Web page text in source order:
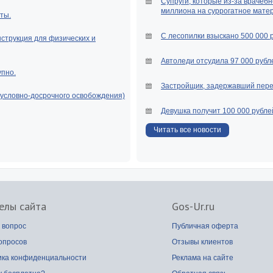
для физических и
досрочного освобождения)
миллиона на суррогатное
С лесопилки взыскано 500 000
Автоледи отсудила 97 000
Застройщик, задержавший
Девушка получит 100 000
Читать все новости
сайта
вопрос
конфиденциальности
Gos-Ur.ru
Публичная оферта
Отзывы клиентов
Реклама на сайте